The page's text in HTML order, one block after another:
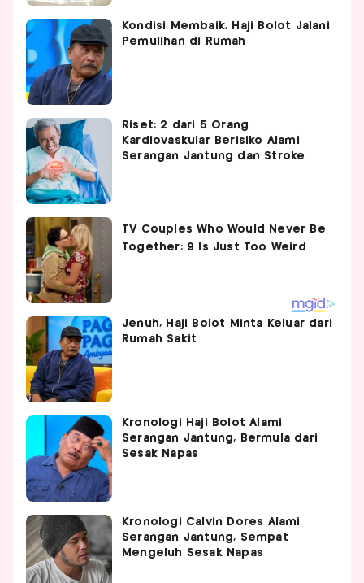
Kondisi Membaik, Haji Bolot Jalani
Pemulihan di Rumah
Riset: 2 dari 5 Orang
Kardiovaskular Berisiko Alami
Serangan Jantung dan Stroke
Jenuh, Haji Bolot Minta Keluar dari
Rumah Sakit
Kronologi Haji Bolot Alami
Serangan Jantung, Bermula dari
Sesak Napas
Kronologi Calvin Dores Alami
Serangan Jantung, Sempat
Mengeluh Sesak Napas